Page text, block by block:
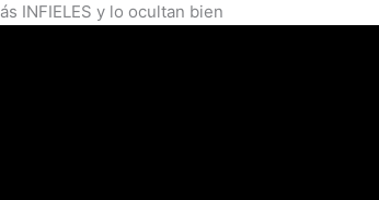
INFIELES y lo ocultan bien